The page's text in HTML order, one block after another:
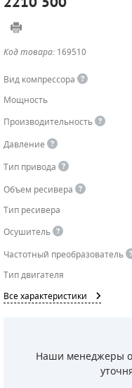
Код товара: 169510
Вид компрессора
Мощность
Производительность
Давление
Тип привода
Объем ресивера
Тип ресивера
Осушитель
Частотный преобразователь
Тип двигателя
Все характеристики
Наши менеджеры
САДОВАЯ ТЕХНИКА
ЧИЛЛЕРЫ
КАНАЛИЗАЦИОННЫЕ
БЕНЗИНОВЫЕ МОТОПОМПЫ
ТАЛИ И ТЕЛЬФЕРЫ
ОСВЕТИТЕЛЬНЫЕ МАЧТЫ
КОНТРОЛЛЕРЫ (БЛОКИ
ПРЕДОХРАНИТЕЛЬНЫЕ
ОБРАТНЫЕ КЛАПАНЫ
РЕЛЕ ДАВЛЕНИЯ ДЛЯ ДЛЯ
ДАТЧИКИ
РУКАВА ВЫСОКОГО
ЗАПЧАСТИ ДЛЯ ВИНТОВЫХ
ФИЛЬТРОВ
ДЛЯ АДСОРБЦИОННЫХ